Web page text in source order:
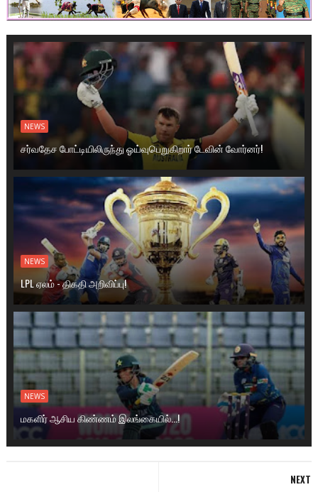
NEWS
சர்வதேச போட்டியிலிருந்து ஓய்வுபெறுகிறார் டேவின் வோர்னர்!
NEWS
LPL ஏலம் - திகதி அறிவிப்பு!
NEWS
மகளிர் ஆசிய கிண்ணம் இலங்கையில்...!
NEXT